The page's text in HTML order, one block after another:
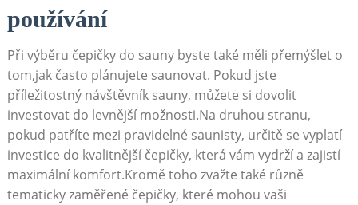
používání
Při výběru čepičky do sauny byste také měli přemýšlet o
tom,jak často plánujete saunovat. Pokud jste
příležitostný návštěvník sauny, můžete si dovolit
investovat do levnější možnosti.Na druhou stranu,
pokud patříte mezi pravidelné saunisty, určitě se vyplatí
investice do kvalitnější čepičky, která vám vydrží a zajistí
maximální komfort.Kromě toho zvažte také různě
tematicky zaměřené čepičky, které mohou vaši